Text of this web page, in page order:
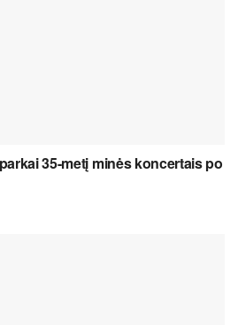
35-metį minės koncertais po